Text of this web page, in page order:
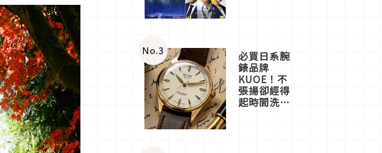
No.3 必買日系腕
錶品牌
KUOE！不
張揚卻經得
起時間洗鍊